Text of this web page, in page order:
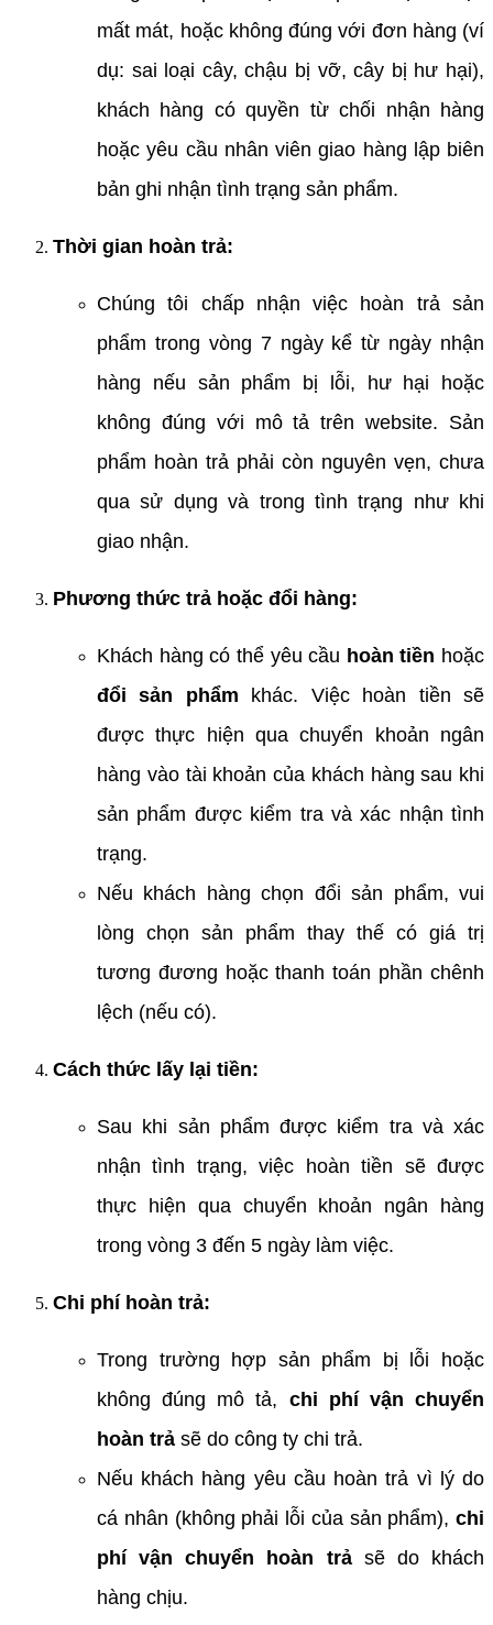
mất mát, hoặc không đúng với đơn hàng (ví
dụ: sai loại cây, chậu bị vỡ, cây bị hư hại),
khách hàng có quyền từ chối nhận hàng
hoặc yêu cầu nhân viên giao hàng lập biên
bản ghi nhận tình trạng sản phẩm.
Thời gian hoàn trả:
Chúng tôi chấp nhận việc hoàn trả sản
phẩm trong vòng 7 ngày kể từ ngày nhận
hàng nếu sản phẩm bị lỗi, hư hại hoặc
không đúng với mô tả trên website. Sản
phẩm hoàn trả phải còn nguyên vẹn, chưa
qua sử dụng và trong tình trạng như khi
giao nhận.
Phương thức trả hoặc đổi hàng:
Khách hàng có thể yêu cầu hoàn tiền hoặc
đổi sản phẩm khác. Việc hoàn tiền sẽ
được thực hiện qua chuyển khoản ngân
hàng vào tài khoản của khách hàng sau khi
sản phẩm được kiểm tra và xác nhận tình
trạng.
Nếu khách hàng chọn đổi sản phẩm, vui
lòng chọn sản phẩm thay thế có giá trị
tương đương hoặc thanh toán phần chênh
lệch (nếu có).
Cách thức lấy lại tiền:
Sau khi sản phẩm được kiểm tra và xác
nhận tình trạng, việc hoàn tiền sẽ được
thực hiện qua chuyển khoản ngân hàng
trong vòng 3 đến 5 ngày làm việc.
Chi phí hoàn trả:
Trong trường hợp sản phẩm bị lỗi hoặc
không đúng mô tả, chi phí vận chuyển
hoàn trả sẽ do công ty chi trả.
Nếu khách hàng yêu cầu hoàn trả vì lý do
cá nhân (không phải lỗi của sản phẩm), chi
phí vận chuyển hoàn trảsẽ do khách
hàng chịu.